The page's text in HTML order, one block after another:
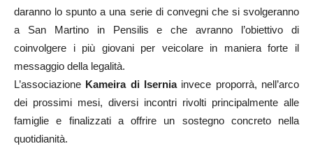
daranno lo spunto a una serie di convegni che si svolgeranno
a San Martino in Pensilis e che avranno l’obiettivo di
coinvolgere i più giovani per veicolare in maniera forte il
messaggio della legalità.
L’associazione Kameira di Iserniainvece proporrà, nell’arco
dei prossimi mesi, diversi incontri rivolti principalmente alle
famiglie e finalizzati a offrire un sostegno concreto nella
quotidianità.